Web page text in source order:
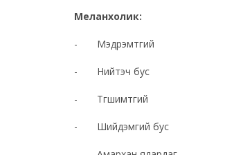
Меланхолик:
- Мэдрэмтгий
- Нийтэч бус
- Түгшимтгий
- Шийдэмгий бус